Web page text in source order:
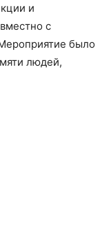
и
с
было
людей,